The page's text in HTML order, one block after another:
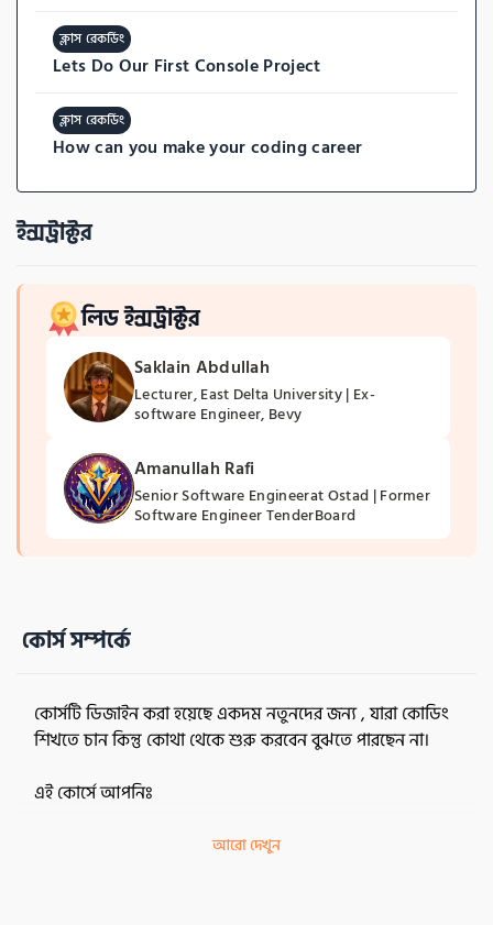
ক্লাস রেকর্ডিং
Lets Do Our First Console Project
ক্লাস রেকর্ডিং
How can you make your coding career
ইন্সট্রাক্টর
লিড ইন্সট্রাক্টর
Saklain Abdullah
Lecturer, East Delta University | Ex-
software Engineer, Bevy
Amanullah Rafi
Senior Software Engineerat Ostad | Former
Software Engineer TenderBoard
কোর্স সম্পর্কে
কোর্সটি ডিজাইন করা হয়েছে একদম নতুনদের জন্য , যারা কোডিং
শিখতে চান কিন্তু কোথা থেকে শুরু করবেন বুঝতে পারছেন না।
এই কোর্সে আপনিঃ
প্রথম দিনে শিখবেন কীভাবে VS Code ইন্সটল করবেন, দরকারী
আরো দেখুন